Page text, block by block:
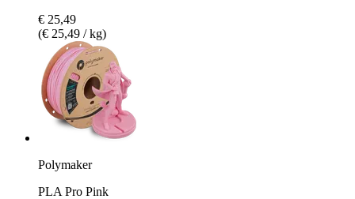
€ 25,49
(€ 25,49 / kg)
Polymaker
PLA Pro Pink